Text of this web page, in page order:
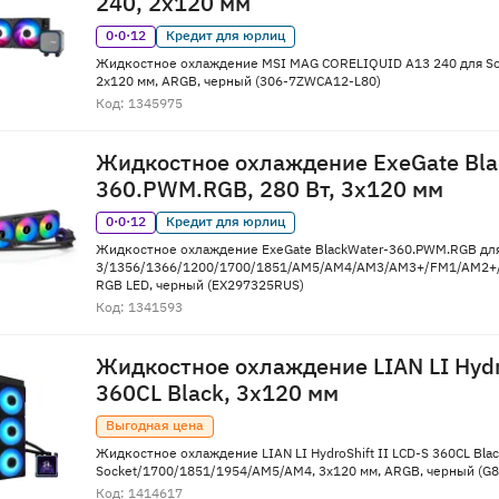
0·0·12
Кредит для юрлиц
Жидкостное охлаждение MSI MAG CORELIQUID A13 240 для
2x120 мм, ARGB, черный (306-7ZWCA12-L80)
Код: 1345975
Жидкостное охлаждение ExeGate
360.PWM.RGB, 280 Вт, 3x120 мм
0·0·12
Кредит для юрлиц
Жидкостное охлаждение ExeGate BlackWater-360.PWM.RGB
3/1356/1366/1200/1700/1851/AM5/AM4/AM3/AM3+/FM1/
RGB LED, черный (EX297325RUS)
Код: 1341593
Жидкостное охлаждение LIAN LI
360CL Black, 3x120 мм
Выгодная цена
Жидкостное охлаждение LIAN LI HydroShift II LCD-S 360CL
Socket/1700/1851/1954/AM5/AM4, 3x120 мм, ARGB, черный
Код: 1414617